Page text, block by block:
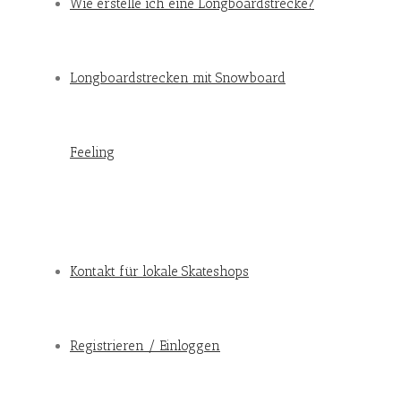
Wie erstelle ich eine Longboardstrecke?
Longboardstrecken mit Snowboard
Feeling
Kontakt für lokale Skateshops
Registrieren / Einloggen